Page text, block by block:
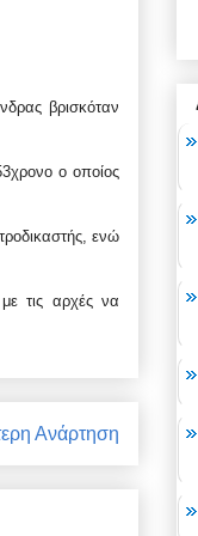
βρισκόταν
ο οποίος
ενώ
τις αρχές να
Ανάρτηση